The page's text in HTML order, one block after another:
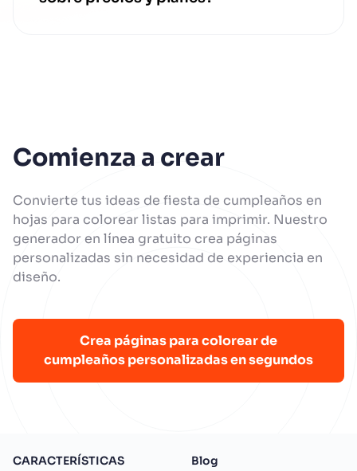
Comienza a crear
Convierte tus ideas de fiesta de cumpleaños en
hojas para colorear listas para imprimir. Nuestro
generador en línea gratuito crea páginas
personalizadas sin necesidad de experiencia en
diseño.
Crea páginas para colorear de
cumpleaños personalizadas en segundos
CARACTERÍSTICAS Blog